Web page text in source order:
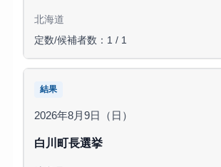
北海道
定数/候補者数：1 / 1
結果
2026年8月9日（日）
白川町長選挙